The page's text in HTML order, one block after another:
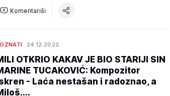
Komentariši
24.12.2022.
OTKRIO KAKAV JE BIO STARIJI SIN
TUCAKOVIĆ: Kompozitor
- Laća nestašan i radoznao, a